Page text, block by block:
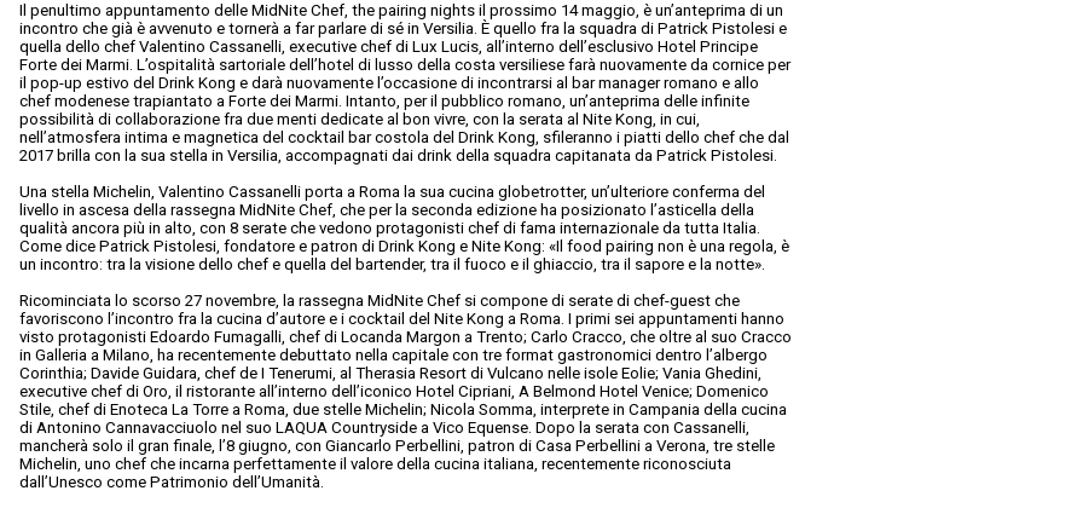
Il penultimo appuntamento delle MidNite Chef, the pairing nights il prossimo 14 maggio, è un’anteprima di un
incontro che già è avvenuto e tornerà a far parlare di sé in Versilia. È quello fra la squadra di Patrick Pistolesi e
quella dello chef Valentino Cassanelli, executive chef di Lux Lucis, all’interno dell’esclusivo Hotel Principe
Forte dei Marmi. L’ospitalità sartoriale dell’hotel di lusso della costa versiliese farà nuovamente da cornice per
il pop-up estivo del Drink Kong e darà nuovamente l’occasione di incontrarsi al bar manager romano e allo
chef modenese trapiantato a Forte dei Marmi. Intanto, per il pubblico romano, un’anteprima delle infinite
possibilità di collaborazione fra due menti dedicate al bon vivre, con la serata al Nite Kong, in cui,
nell’atmosfera intima e magnetica del cocktail bar costola del Drink Kong, sfileranno i piatti dello chef che dal
2017 brilla con la sua stella in Versilia, accompagnati dai drink della squadra capitanata da Patrick Pistolesi.
Una stella Michelin, Valentino Cassanelli porta a Roma la sua cucina globetrotter, un’ulteriore conferma del
livello in ascesa della rassegna MidNite Chef, che per la seconda edizione ha posizionato l’asticella della
qualità ancora più in alto, con 8 serate che vedono protagonisti chef di fama internazionale da tutta Italia.
Come dice Patrick Pistolesi, fondatore e patron di Drink Kong e Nite Kong: «Il food pairing non è una regola, è
un incontro: tra la visione dello chef e quella del bartender, tra il fuoco e il ghiaccio, tra il sapore e la notte».
Ricominciata lo scorso 27 novembre, la rassegna MidNite Chef si compone di serate di chef-guest che
favoriscono l’incontro fra la cucina d’autore e i cocktail del Nite Kong a Roma. I primi sei appuntamenti hanno
visto protagonisti Edoardo Fumagalli, chef di Locanda Margon a Trento; Carlo Cracco, che oltre al suo Cracco
in Galleria a Milano, ha recentemente debuttato nella capitale con tre format gastronomici dentro l’albergo
Corinthia; Davide Guidara, chef de I Tenerumi, al Therasia Resort di Vulcano nelle isole Eolie; Vania Ghedini,
executive chef di Oro, il ristorante all’interno dell’iconico Hotel Cipriani, A Belmond Hotel Venice; Domenico
Stile, chef di Enoteca La Torre a Roma, due stelle Michelin; Nicola Somma, interprete in Campania della cucina
di Antonino Cannavacciuolo nel suo LAQUA Countryside a Vico Equense. Dopo la serata con Cassanelli,
mancherà solo il gran finale, l’8 giugno, con Giancarlo Perbellini, patron di Casa Perbellini a Verona, tre stelle
Michelin, uno chef che incarna perfettamente il valore della cucina italiana, recentemente riconosciuta
dall’Unesco come Patrimonio dell’Umanità.